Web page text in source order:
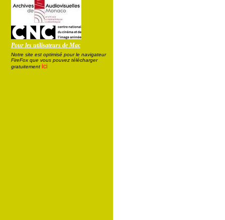
Pour les utilisateurs de Mac
Notre site est optimisé pour le navigateur
FireFox que vous pouvez télécharger
gratuitement ici